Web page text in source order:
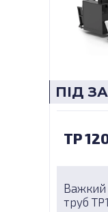
ПІД
TP
Важкий
труб